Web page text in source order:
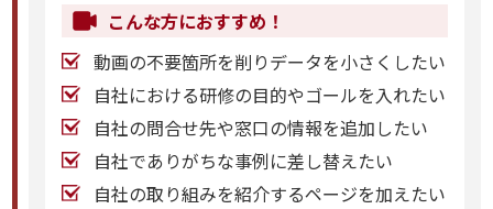
こんな方におすすめ！
動画の不要箇所を削りデータを小さくしたい
自社における研修の目的やゴールを入れたい
自社の問合せ先や窓口の情報を追加したい
自社でありがちな事例に差し替えたい
自社の取り組みを紹介するページを加えたい